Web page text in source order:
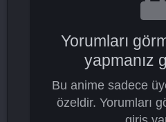
Yorumları
yapmanız
Bu anime sadece
özeldir. Yorumları